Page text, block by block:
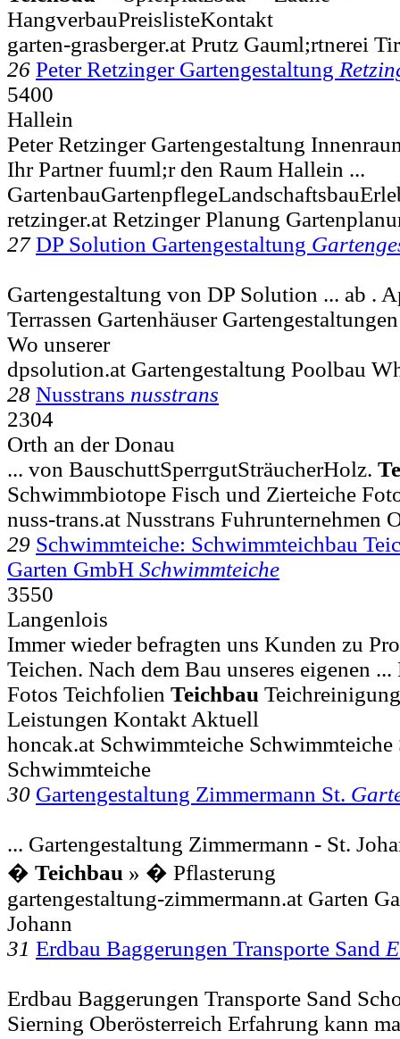
HangverbauPreislisteKontakt
garten-grasberger.at Prutz Gauml;rtnerei
26 Peter Retzinger Gartengestaltung
5400
Hallein
Peter Retzinger Gartengestaltung
Ihr Partner fuuml;r den Raum Hallein ...
retzinger.at Retzinger Planung
27 DP Solution Gartengestaltung
Gartengestaltung von DP Solution ... ab .
Terrassen Gartenhäuser
Wo unserer
dpsolution.at Gartengestaltung Poolbau
28 Nusstrans nusstrans
2304
Orth an der Donau
... von BauschuttSperrgutSträucherHolz.
Schwimmbiotope Fisch und Zierteiche
nuss-trans.at Nusstrans Fuhrunternehmen
29 Schwimmteiche: Schwimmteichbau
Garten GmbH Schwimmteiche
3550
Langenlois
Immer wieder befragten uns Kunden zu
Teichen. Nach dem Bau unseres eigenen
Fotos Teichfolien Teichbau
Leistungen Kontakt Aktuell
honcak.at Schwimmteiche
Schwimmteiche
30 Gartengestaltung Zimmermann St.
... Gartengestaltung Zimmermann - St.
� Teichbau » � Pflasterung
gartengestaltung-zimmermann.at Garten
Johann
31 Erdbau Baggerungen Transporte Sand
Erdbau Baggerungen Transporte Sand
Sierning Oberösterreich Erfahrung kann